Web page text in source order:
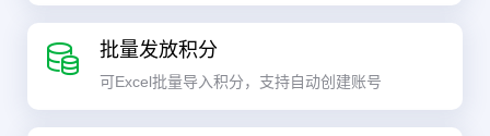
批量发放积分
可Excel批量导入积分，支持自动创建账号